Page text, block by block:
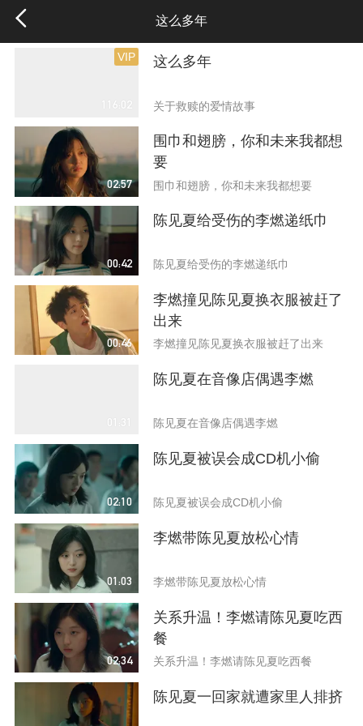
这么多年
116:02
VIP 这么多年
关于救赎的爱情故事
02:57
围巾和翅膀，你和未来我都想
要
围巾和翅膀，你和未来我都想要
00:42
陈见夏给受伤的李燃递纸巾
陈见夏给受伤的李燃递纸巾
00:46
李燃撞见陈见夏换衣服被赶了
出来
李燃撞见陈见夏换衣服被赶了出来
01:31
陈见夏在音像店偶遇李燃
陈见夏在音像店偶遇李燃
02:10
陈见夏被误会成CD机小偷
陈见夏被误会成CD机小偷
01:03
李燃带陈见夏放松心情
李燃带陈见夏放松心情
02:34
关系升温！李燃请陈见夏吃西
餐
关系升温！李燃请陈见夏吃西餐
陈见夏一回家就遭家里人排挤